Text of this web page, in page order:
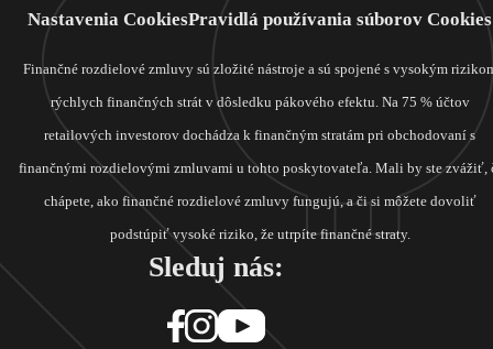
Nastavenia CookiesPravidlá používania súborov Cookies
Finančné rozdielové zmluvy sú zložité nástroje a sú spojené s vysokým
rýchlych finančných strát v dôsledku pákového efektu. Na 75 % účtov
retailových investorov dochádza k finančným stratám pri obchodovaní s
finančnými rozdielovými zmluvami u tohto poskytovateľa. Mali by ste zvážiť,
chápete, ako finančné rozdielové zmluvy fungujú, a či si môžete dovoliť
podstúpiť vysoké riziko, že utrpíte finančné straty.
Sleduj nás: